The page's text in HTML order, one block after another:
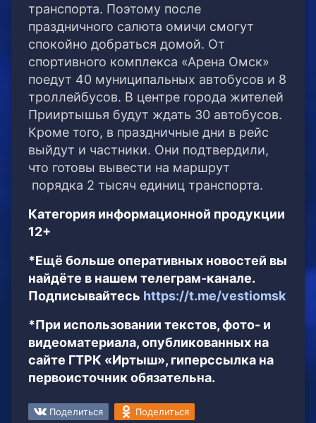
транспорта. Поэтому после
праздничного салюта омичи смогут
спокойно добраться домой. От
спортивного комплекса «Арена Омск»
поедут 40 муниципальных автобусов и 8
троллейбусов. В центре города жителей
Прииртышья будут ждать 30 автобусов.
Кроме того, в праздничные дни в рейс
выйдут и частники. Они подтвердили,
что готовы вывести на маршрут
порядка 2 тысяч единиц транспорта.
Категория информационной продукции
12+
*Ещё больше оперативных новостей вы
найдёте в нашем телеграм-канале.
Подписывайтесь https://t.me/vestiomsk
*При использовании текстов, фото- и
видеоматериала, опубликованных на
сайте ГТРК «Иртыш», гиперссылка на
первоисточник обязательна.
Поделиться Поделиться